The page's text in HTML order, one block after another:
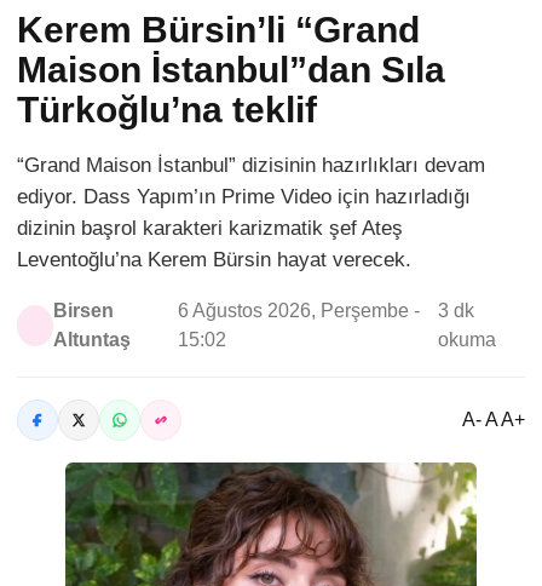
Kerem Bürsin’li “Grand
Maison İstanbul”dan Sıla
Türkoğlu’na teklif
“Grand Maison İstanbul” dizisinin hazırlıkları devam
ediyor. Dass Yapım’ın Prime Video için hazırladığı
dizinin başrol karakteri karizmatik şef Ateş
Leventoğlu’na Kerem Bürsin hayat verecek.
Birsen
Altuntaş
6 Ağustos 2026, Perşembe -
15:02
3 dk
okuma
A- A A+